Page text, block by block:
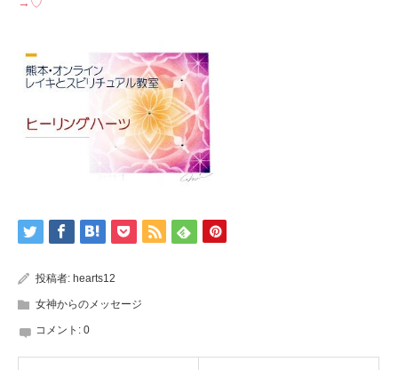
投稿者: hearts12
女神からのメッセージ
コメント: 0